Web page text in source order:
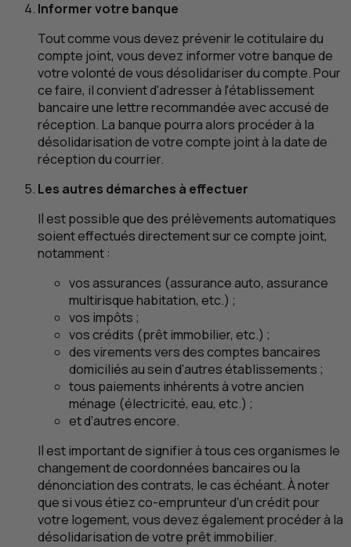
Informer votre banque
Tout comme vous devez prévenir le cotitulaire du
compte joint, vous devez informer votre banque de
votre volonté de vous désolidariser du compte. Pour
ce faire, il convient d'adresser à l'établissement
bancaire une lettre recommandée avec accusé de
réception. La banque pourra alors procéder à la
désolidarisation de votre compte joint à la date de
réception du courrier.
Les autres démarches à effectuer
Il est possible que des prélèvements automatiques
soient effectués directement sur ce compte joint,
notamment :
vos assurances (assurance auto, assurance
multirisque habitation, etc.) ;
vos impôts ;
vos crédits (prêt immobilier, etc.) ;
des virements vers des comptes bancaires
domiciliés au sein d'autres établissements ;
tous paiements inhérents à votre ancien
ménage (électricité, eau, etc.) ;
et d’autres encore.
Il est important de signifier à tous ces organismes le
changement de coordonnées bancaires ou la
dénonciation des contrats, le cas échéant. À noter
que si vous étiez co-emprunteur d'un crédit pour
votre logement, vous devez également procéder à la
désolidarisation de votre prêt immobilier.